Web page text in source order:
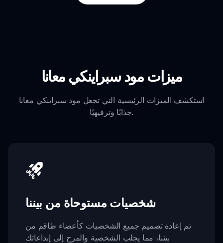
ميزات مود سبراينكي معانا
استكشف الميزات الرئيسية التي تجعل مود سبراينكي معانا
جذابًا وترفيهيًا.
شخصيات مستوحاة من بيننا
تم إعادة تصميم جميع الشخصيات كأعضاء طاقم من
بيننا، مما يجلب الشخصية والمرح إلى إبداعاتك